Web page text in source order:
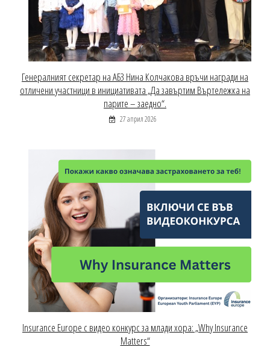
Генералният секретар на АБЗ Нина Колчакова връчи награди на
отличени участници в инициативата „Да завъртим Въртележка на
парите – заедно“.
27 април 2026
Insurance Europe с видео конкурс за млади хора: „Why Insurance
Matters“